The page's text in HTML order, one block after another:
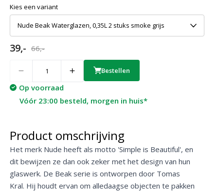
Kies een variant
Nude Beak Waterglazen, 0,35L 2 stuks smoke grijs
39,- 66,-
Bestellen
Op voorraad
Vóór 23:00 besteld, morgen in huis*
Product omschrijving
Het merk Nude heeft als motto 'Simple is Beautiful', en
dit bewijzen ze dan ook zeker met het design van hun
glaswerk. De Beak serie is ontworpen door Tomas
Kral. Hij houdt ervan om alledaagse objecten te pakken